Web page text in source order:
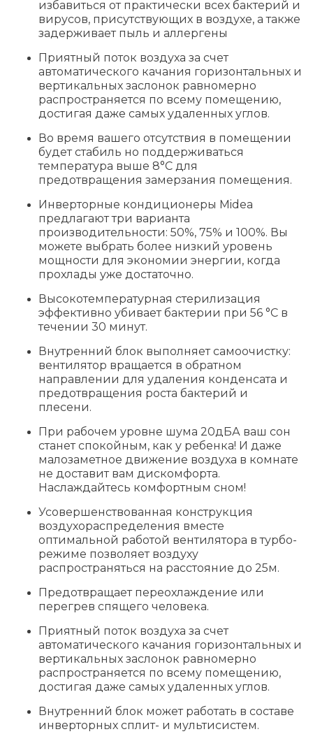
избавиться от практически всех бактерий и
вирусов, присутствующих в воздухе, а также
задерживает пыль и аллергены
Приятный поток воздуха за счет
автоматического качания горизонтальных и
вертикальных заслонок равномерно
распространяется по всему помещению,
достигая даже самых удаленных углов.
Во время вашего отсутствия в помещении
будет стабиль но поддерживаться
температура выше 8°С для
предотвращения замерзания помещения.
Инверторные кондиционеры Midea
предлагают три варианта
производительности: 50%, 75% и 100%. Вы
можете выбрать более низкий уровень
мощности для экономии энергии, когда
прохлады уже достаточно.
Высокотемпературная стерилизация
эффективно убивает бактерии при 56 °С в
течении 30 минут.
Внутренний блок выполняет самоочистку:
вентилятор вращается в обратном
направлении для удаления конденсата и
предотвращения роста бактерий и
плесени.
При рабочем уровне шума 20дБА ваш сон
станет спокойным, как у ребенка! И даже
малозаметное движение воздуха в комнате
не доставит вам дискомфорта.
Наслаждайтесь комфортным сном!
Усовершенствованная конструкция
воздухораспределения вместе
оптимальной работой вентилятора в турбо-
режиме позволяет воздуху
распространяться на расстояние до 25м.
Предотвращает переохлаждение или
перегрев спящего человека.
Приятный поток воздуха за счет
автоматического качания горизонтальных и
вертикальных заслонок равномерно
распространяется по всему помещению,
достигая даже самых удаленных углов.
Внутренний блок может работать в составе
инверторных сплит- и мультисистем.